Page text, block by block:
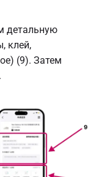
детальную
клей,
(9). Затем